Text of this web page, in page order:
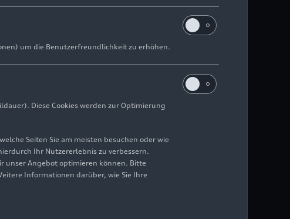
um die Benutzerfreundlichkeit zu erhöhen.
Diese Cookies werden zur Optimierung
Seiten Sie am meisten besuchen oder wie
Ihr Nutzererlebnis zu verbessern.
unser Angebot optimieren können. Bitte
Informationen darüber, wie Sie Ihre